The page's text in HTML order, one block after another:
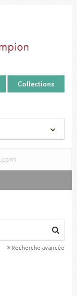
Collections
Recherche avancée